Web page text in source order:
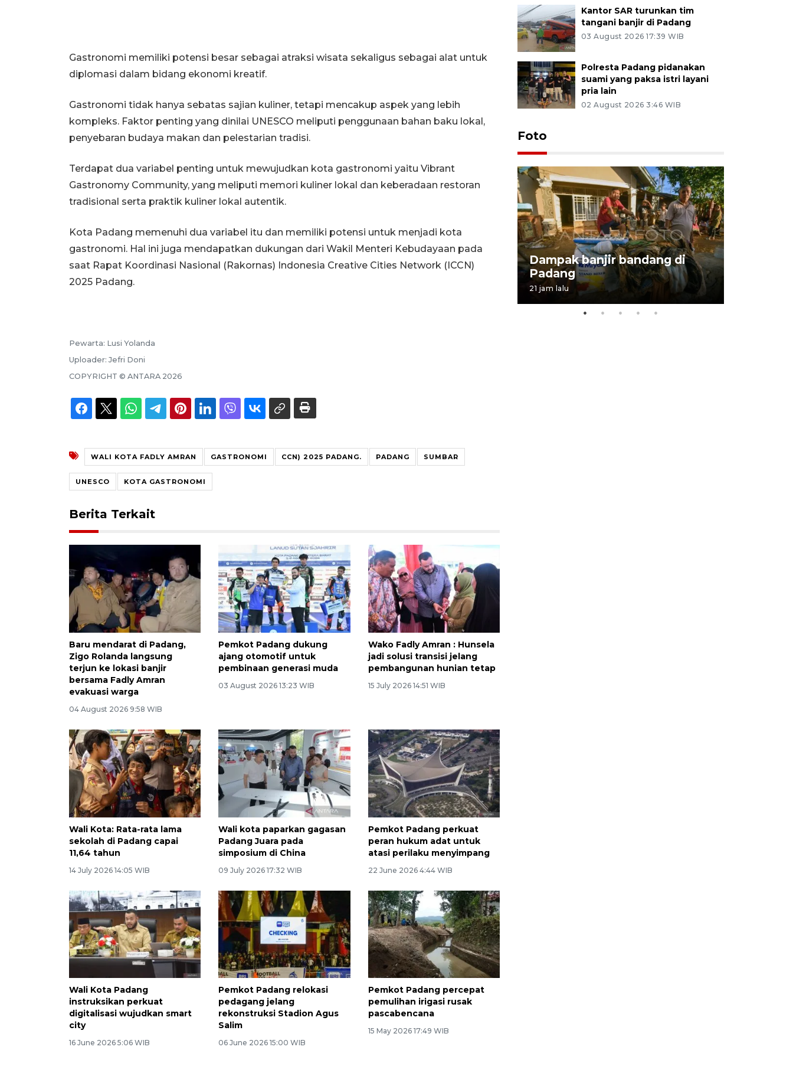
Gastronomi memiliki potensi besar sebagai atraksi wisata sekaligus sebagai alat untuk
diplomasi dalam bidang ekonomi kreatif.
Gastronomi tidak hanya sebatas sajian kuliner, tetapi mencakup aspek yang lebih
kompleks. Faktor penting yang dinilai UNESCO meliputi penggunaan bahan baku lokal,
penyebaran budaya makan dan pelestarian tradisi.
Terdapat dua variabel penting untuk mewujudkan kota gastronomi yaitu Vibrant
Gastronomy Community, yang meliputi memori kuliner lokal dan keberadaan restoran
tradisional serta praktik kuliner lokal autentik.
Kota Padang memenuhi dua variabel itu dan memiliki potensi untuk menjadi kota
gastronomi. Hal ini juga mendapatkan dukungan dari Wakil Menteri Kebudayaan pada
saat Rapat Koordinasi Nasional (Rakornas) Indonesia Creative Cities Network (ICCN)
2025 Padang.
Pewarta: Lusi Yolanda
Uploader: Jefri Doni
COPYRIGHT © ANTARA 2026
WALI KOTA FADLY AMRAN GASTRONOMI CCN) 2025 PADANG. PADANG SUMBAR
UNESCO KOTA GASTRONOMI
Berita Terkait
Baru mendarat di Padang,
Zigo Rolanda langsung
terjun ke lokasi banjir
bersama Fadly Amran
evakuasi warga
04 August 2026 9:58 WIB
Pemkot Padang dukung
ajang otomotif untuk
pembinaan generasi muda
03 August 2026 13:23 WIB
Wako Fadly Amran : Hunsela
jadi solusi transisi jelang
pembangunan hunian tetap
15 July 2026 14:51 WIB
Wali Kota: Rata-rata lama
sekolah di Padang capai
11,64 tahun
14 July 2026 14:05 WIB
Wali kota paparkan gagasan
Padang Juara pada
simposium di China
09 July 2026 17:32 WIB
Pemkot Padang perkuat
peran hukum adat untuk
atasi perilaku menyimpang
22 June 2026 4:44 WIB
Wali Kota Padang
instruksikan perkuat
digitalisasi wujudkan smart
city
16 June 2026 5:06 WIB
Pemkot Padang relokasi
pedagang jelang
rekonstruksi Stadion Agus
Salim
06 June 2026 15:00 WIB
Pemkot Padang percepat
pemulihan irigasi rusak
pascabencana
15 May 2026 17:49 WIB
Kantor SAR turunkan tim
tangani banjir di Padang
03 August 2026 17:39 WIB
Polresta Padang pidanakan
suami yang paksa istri layani
pria lain
02 August 2026 3:46 WIB
Foto
Pemerintah dorong upaya
pembentukan wilayah
pertambangan rakyat
Dampak banjir bandang di
Padang
21 jam lalu